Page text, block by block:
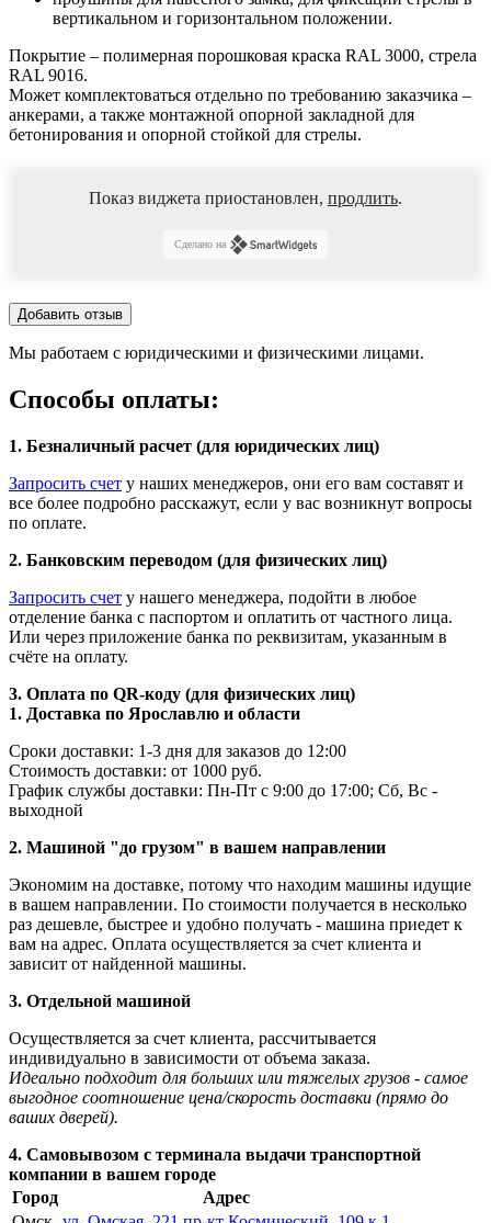
вертикальном и горизонтальном положении.
Покрытие – полимерная порошковая краска RAL 3000, стрела
RAL 9016.
Может комплектоваться отдельно по требованию заказчика –
анкерами, а также монтажной опорной закладной для
бетонирования и опорной стойкой для стрелы.
Показ виджета приостановлен, продлить.
Сделано на
Добавить отзыв
Мы работаем с юридическими и физическими лицами.
Способы оплаты:
1. Безналичный расчет (для юридических лиц)
Запросить счет у наших менеджеров, они его вам составят и
все более подробно расскажут, если у вас возникнут вопросы
по оплате.
2. Банковским переводом (для физических лиц)
Запросить счет у нашего менеджера, подойти в любое
отделение банка с паспортом и оплатить от частного лица.
Или через приложение банка по реквизитам, указанным в
счёте на оплату.
3. Оплата по QR-коду (для физических лиц)
1. Доставка по Ярославлю и области
Сроки доставки: 1-3 дня для заказов до 12:00
Стоимость доставки: от 1000 руб.
График службы доставки: Пн-Пт с 9:00 до 17:00; Сб, Вс -
выходной
2. Машиной "до грузом" в вашем направлении
Экономим на доставке, потому что находим машины идущие
в вашем направлении. По стоимости получается в несколько
раз дешевле, быстрее и удобно получать - машина приедет к
вам на адрес. Оплата осуществляется за счет клиента и
зависит от найденной машины.
3. Отдельной машиной
Осуществляется за счет клиента, рассчитывается
индивидуально в зависимости от объема заказа.
Идеально подходит для больших или тяжелых грузов - самое
выгодное соотношение цена/скорость доставки (прямо до
ваших дверей).
4. Самовывозом с терминала выдачи транспортной
компании в вашем городе
Город
Адрес